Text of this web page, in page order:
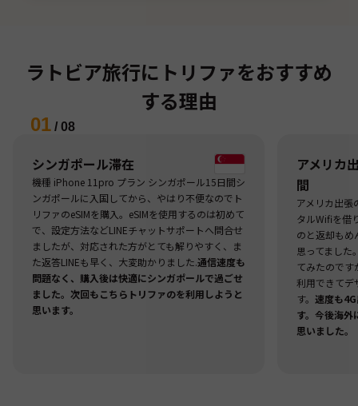
ラトビア旅行にトリファをおすすめ
する理由
01 / 08
シンガポール滞在
機種 iPhone 11pro プラン シンガポール15日間シ
ンガポールに入国してから、やはり不便なのでト
リファのeSIMを購入。eSIMを使用するのは初めて
で、設定方法などLINEチャットサポートへ問合せ
ましたが、対応された方がとても解りやすく、ま
た返答LINEも早く、大変助かりました.通信速度も
問題なく、購入後は快適にシンガポールで過ごせ
ました。次回もこちらトリファのを利用しようと
思います。
アメリカ
間
アメリカ出張
タルWifiを借
のと返却もめ
思ってまし
てみたのです
利用できてデ
す。 速度も
す。今後海外
思いました。